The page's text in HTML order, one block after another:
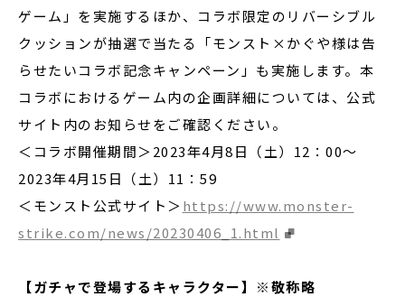
ゲーム」を実施するほか、コラボ限定のリバーシブル
クッションが抽選で当たる「モンスト×かぐや様は告
らせたいコラボ記念キャンペーン」も実施します。本
コラボにおけるゲーム内の企画詳細については、公式
サイト内のお知らせをご確認ください。
＜コラボ開催期間＞2023年4月8日（土）12：00〜
2023年4月15日（土）11：59
＜モンスト公式サイト＞https://www.monster-
strike.com/news/20230406_1.html
【ガチャで登場するキャラクター】※敬称略